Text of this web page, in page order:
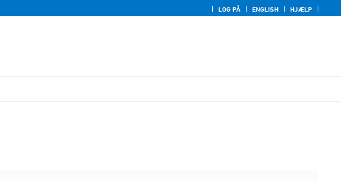
LOG PÅ ENGLISH HJÆLP